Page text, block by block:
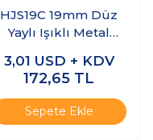
HJS19C 19mm Düz
Yaylı Işıklı Metal
3,01 USD + KDV
172,65 TL
Sepete Ekle